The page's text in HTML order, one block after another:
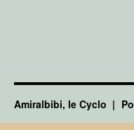
Amiralbibi, le Cyclo